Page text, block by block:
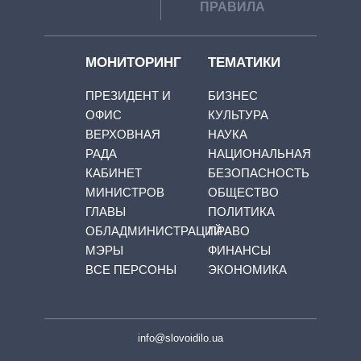
ПРАВИЛА
МОНИТОРИНГ
ПРЕЗИДЕНТ И
ОФИС
ВЕРХОВНАЯ
РАДА
КАБИНЕТ
МИНИСТРОВ
ГЛАВЫ
ОБЛАДМИНИСТРАЦИЙ
МЭРЫ
ВСЕ ПЕРСОНЫ
ТЕМАТИКИ
БИЗНЕС
КУЛЬТУРА
НАУКА
НАЦИОНАЛЬНАЯ
БЕЗОПАСНОСТЬ
ОБЩЕСТВО
ПОЛИТИКА
ПРАВО
ФИНАНСЫ
ЭКОНОМИКА
info@slovoidilo.ua